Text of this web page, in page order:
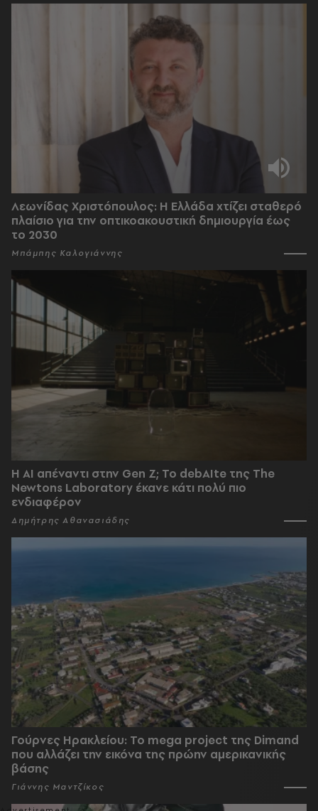
Λεωνίδας Χριστόπουλος: Η Ελλάδα χτίζει σταθερό
πλαίσιο για την οπτικοακουστική δημιουργία έως
το 2030
Μπάμπης Καλογιάννης
Η AI απέναντι στην Gen Z; Το debAIte της The
Newtons Laboratory έκανε κάτι πολύ πιο
ενδιαφέρον
Δημήτρης Αθανασιάδης
Γούρνες Ηρακλείου: To mega project της Dimand
που αλλάζει την εικόνα της πρώην αμερικανικής
βάσης
Γιάννης Μαντζίκος